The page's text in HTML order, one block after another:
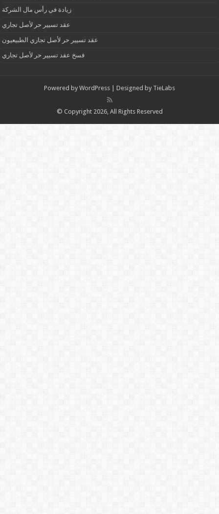
زيادة في رأس مال الشركة
عقد تسيير حر لأصل تجاري
عقد تسيير حر لأصل تجاري الطبيعيون
فسخ عقد تسيير حر لأصل تجاري
Powered by WordPress | Designed by TieLabs
© Copyright 2026, All Rights Reserved